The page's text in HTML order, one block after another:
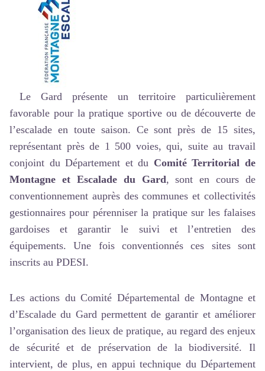
Le Gard présente un territoire particulièrement
favorable pour la pratique sportive ou de découverte de
l’escalade en toute saison. Ce sont près de 15 sites,
représentant près de 1 500 voies, qui, suite au travail
conjoint du Département et du Comité Territorial de
Montagne et Escalade du Gard, sont en cours de
conventionnement auprès des communes et collectivités
gestionnaires pour pérenniser la pratique sur les falaises
gardoises et garantir le suivi et l’entretien des
équipements. Une fois conventionnés ces sites sont
inscrits au PDESI.
Les actions du Comité Départemental de Montagne et
d’Escalade du Gard permettent de garantir et améliorer
l’organisation des lieux de pratique, au regard des enjeux
de sécurité et de préservation de la biodiversité. Il
intervient, de plus, en appui technique du Département